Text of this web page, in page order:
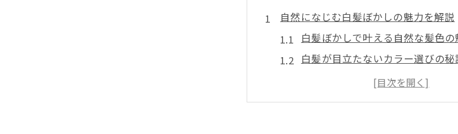
自然になじむ白髪ぼかしの魅力を解説
白髪ぼかしで叶える自然な髪色
白髪が目立たないカラー選びの秘
白髪ぼかしと白髪染めの違いを徹
ハイライトなしで白髪ぼかしを